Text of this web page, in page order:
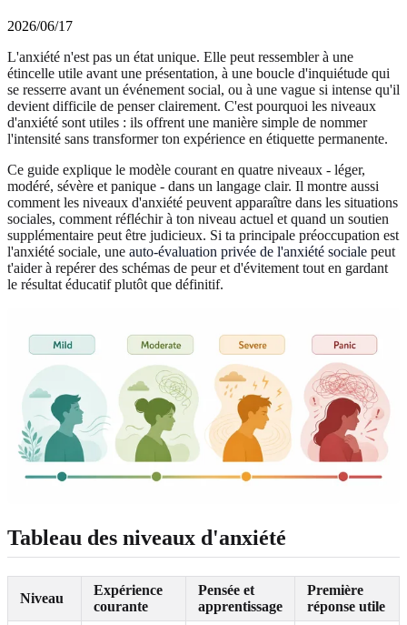
2026/06/17
L'anxiété n'est pas un état unique. Elle peut ressembler à une
étincelle utile avant une présentation, à une boucle d'inquiétude qui
se resserre avant un événement social, ou à une vague si intense qu'il
devient difficile de penser clairement. C'est pourquoi les niveaux
d'anxiété sont utiles : ils offrent une manière simple de nommer
l'intensité sans transformer ton expérience en étiquette permanente.
Ce guide explique le modèle courant en quatre niveaux - léger,
modéré, sévère et panique - dans un langage clair. Il montre aussi
comment les niveaux d'anxiété peuvent apparaître dans les situations
sociales, comment réfléchir à ton niveau actuel et quand un soutien
supplémentaire peut être judicieux. Si ta principale préoccupation est
l'anxiété sociale, une auto-évaluation privée de l'anxiété sociale peut
t'aider à repérer des schémas de peur et d'évitement tout en gardant
le résultat éducatif plutôt que définitif.
Tableau des niveaux d'anxiété
Niveau
Expérience
courante
Pensée et
apprentissage
Première
réponse utile